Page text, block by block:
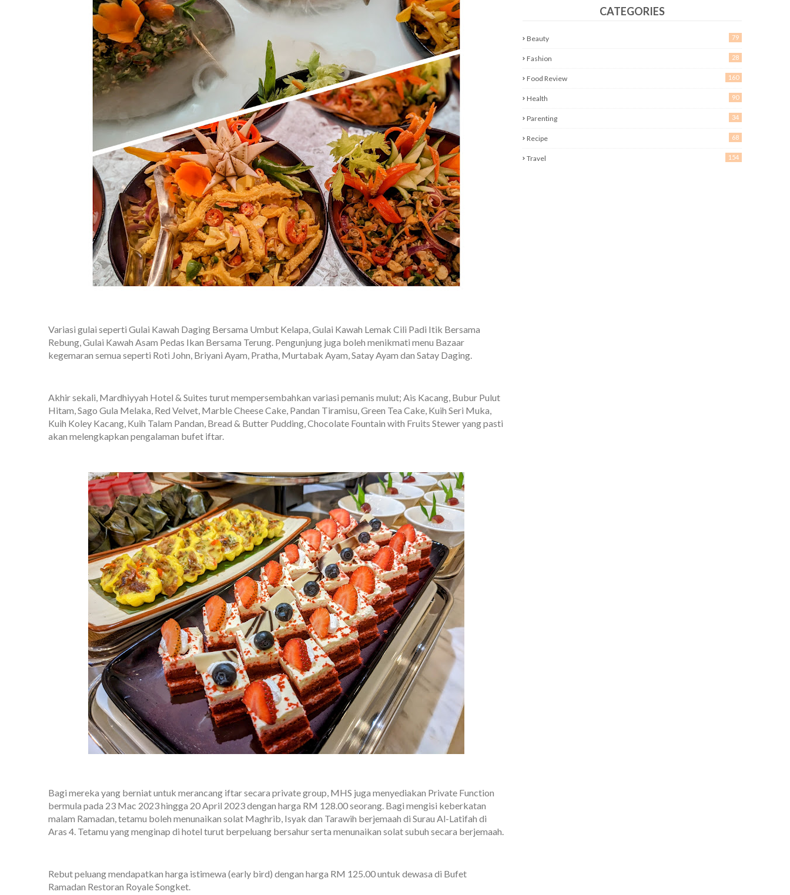
Variasi gulai seperti Gulai Kawah Daging Bersama Umbut Kelapa, Gulai Kawah Lemak Cili Padi Itik Bersama
Rebung, Gulai Kawah Asam Pedas Ikan Bersama Terung. Pengunjung juga boleh menikmati menu Bazaar
kegemaran semua seperti Roti John, Briyani Ayam, Pratha, Murtabak Ayam, Satay Ayam dan Satay Daging.
Akhir sekali, Mardhiyyah Hotel & Suites turut mempersembahkan variasi pemanis mulut; Ais Kacang, Bubur Pulut
Hitam, Sago Gula Melaka, Red Velvet, Marble Cheese Cake, Pandan Tiramisu, Green Tea Cake, Kuih Seri Muka,
Kuih Koley Kacang, Kuih Talam Pandan, Bread & Butter Pudding, Chocolate Fountain with Fruits Stewer yang pasti
akan melengkapkan pengalaman bufet iftar.
Bagi mereka yang berniat untuk merancang iftar secara private group, MHS juga menyediakan Private Function
bermula pada 23 Mac 2023 hingga 20 April 2023 dengan harga RM 128.00 seorang. Bagi mengisi keberkatan
malam Ramadan, tetamu boleh menunaikan solat Maghrib, Isyak dan Tarawih berjemaah di Surau Al-Latifah di
Aras 4. Tetamu yang menginap di hotel turut berpeluang bersahur serta menunaikan solat subuh secara berjemaah.
Rebut peluang mendapatkan harga istimewa (early bird) dengan harga RM 125.00 untuk dewasa di Bufet
Ramadan Restoran Royale Songket.
CATEGORIES
Beauty 79
Fashion 28
Food Review 160
Health 90
Parenting 34
Recipe 68
Travel 154